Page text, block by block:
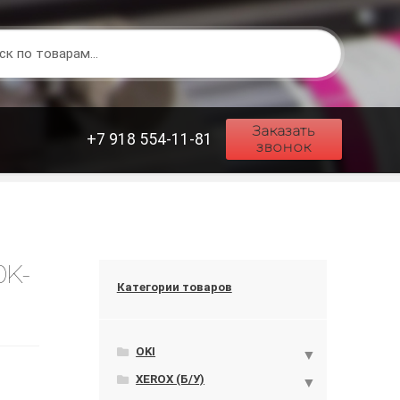
+7 918 554-11-81
Заказать
звонок
Категории товаров
OKI
XEROX (Б/У)